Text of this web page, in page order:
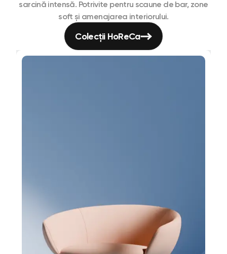
sarcină intensă. Potrivite pentru scaune de bar, zone
soft și amenajarea interiorului.
Colecții HoReCa